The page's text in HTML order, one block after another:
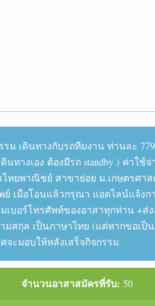
ม เดินทางกับรถทีมงาน ท่านละ
นทางเอง ต้องมีรถ standby ) ค่าใ
ทยพาณิชย์ สาขาย่อย ม.เกษตรศา
ย์ เมื่อโอนแล้วกรุณา แอดไลน์แจ้งก
เบอร์โทรศัพท์ของอาสาทุกท่าน +ส่
สกุล เป็นภาษาไทย (แต่หากขอเป็
จะมอบให้หลังเสร็จกิจกรรม
จำนวนอาสาสมัครที่รับ: 50